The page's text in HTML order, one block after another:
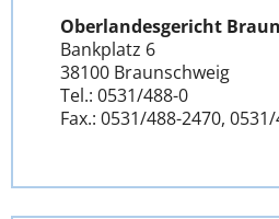
Oberlandesgericht
Bankplatz 6
38100 Braunschweig
Tel.: 0531/488-0
Fax.: 0531/488-2470,